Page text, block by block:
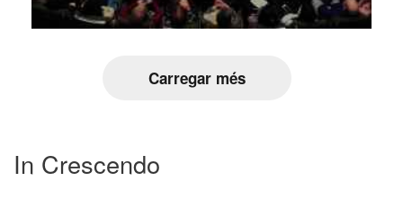
Carregar més
In Crescendo